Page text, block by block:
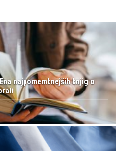
najpomembnejših knjig o